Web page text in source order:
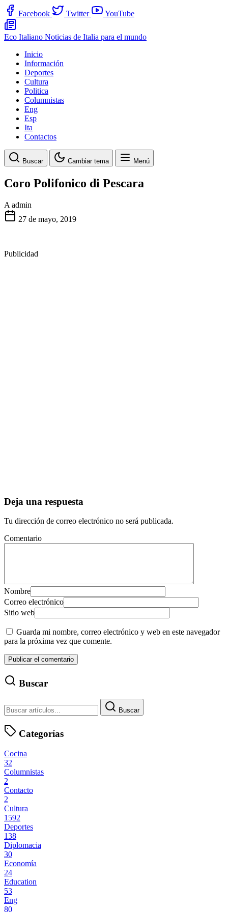
Facebook Twitter YouTube
Eco Italiano Noticias de Italia para el mundo
Inicio
Información
Deportes
Cultura
Politica
Columnistas
Eng
Esp
Ita
Contactos
Buscar Cambiar tema Menú
Coro Polifonico di Pescara
A admin
27 de mayo, 2019
Publicidad
Deja una respuesta
Tu dirección de correo electrónico no será publicada.
Comentario
Nombre
Correo electrónico
Sitio web
Guarda mi nombre, correo electrónico y web en este navegador
para la próxima vez que comente.
Buscar
Buscar
Categorías
Cocina
32
Columnistas
2
Contacto
2
Cultura
1592
Deportes
138
Diplomacia
30
Economía
24
Education
53
Eng
80